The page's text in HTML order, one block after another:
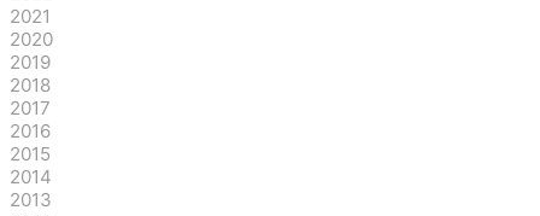
2021
2020
2019
2018
2017
2016
2015
2014
2013